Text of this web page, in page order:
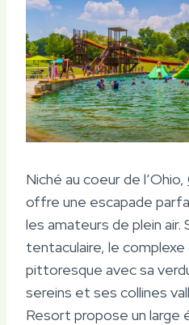
Niché au coeur de l’Ohio,
offre une escapade
les amateurs de plein air.
tentaculaire, le
pittoresque avec sa
sereins et ses collines
Resort propose un large